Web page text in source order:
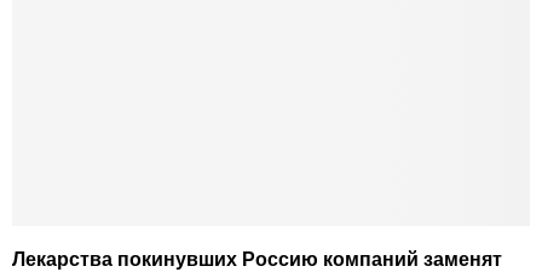
Лекарства покинувших Россию компаний заменят